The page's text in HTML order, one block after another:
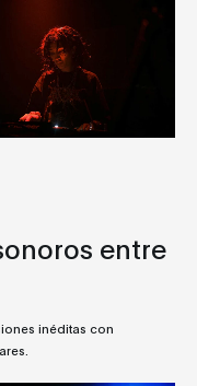
entre
inéditas con